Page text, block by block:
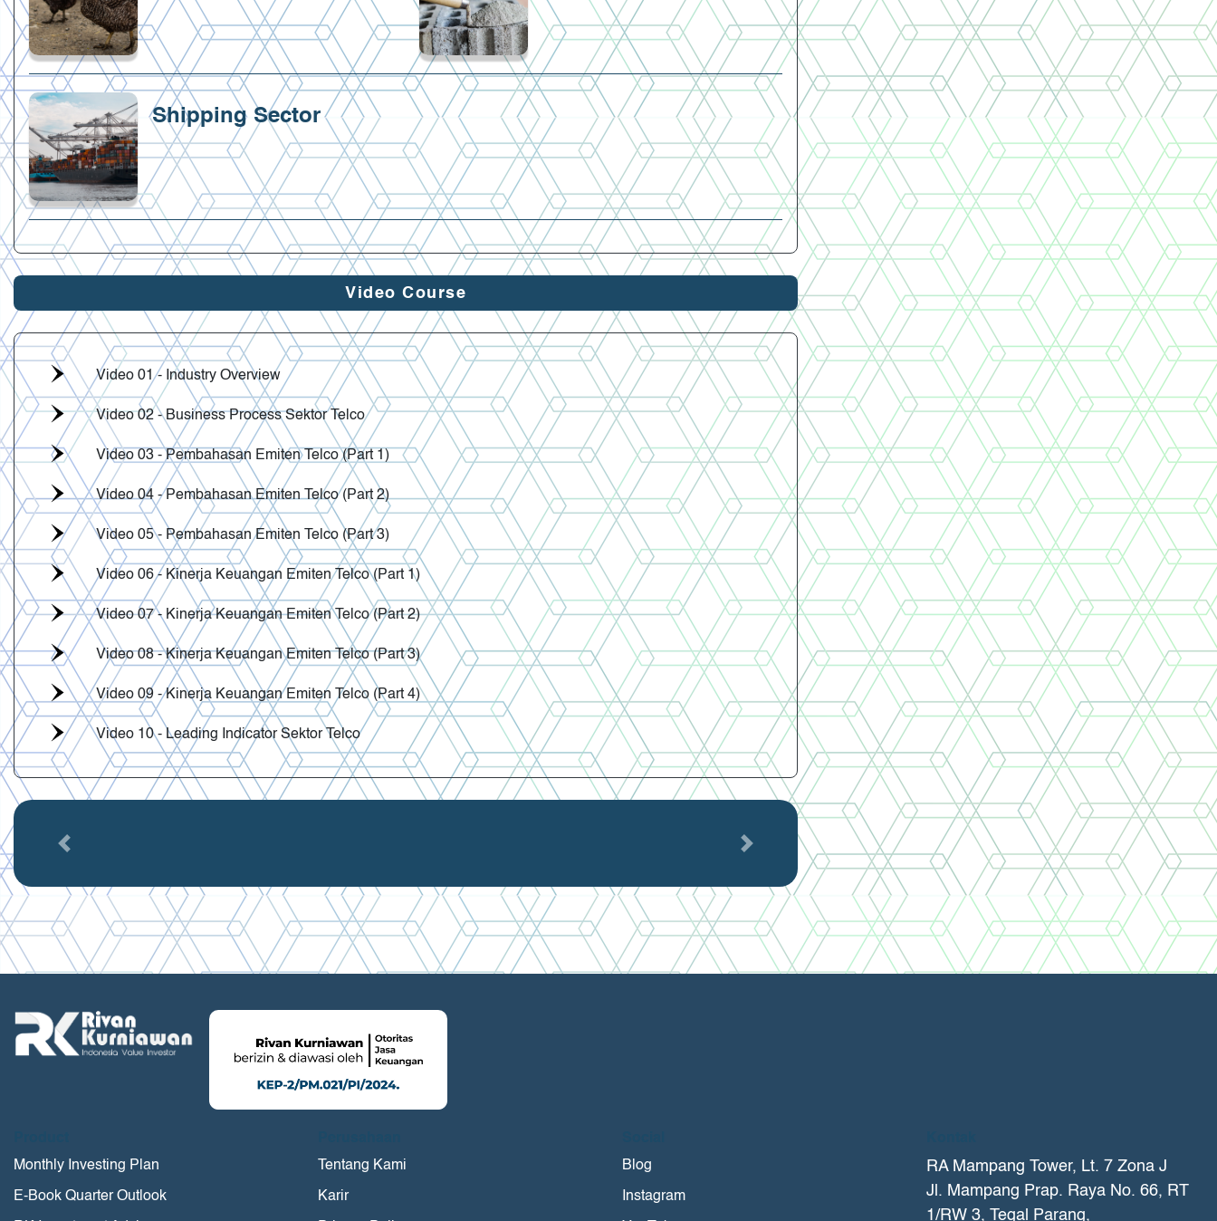
Shipping Sector
Video Course
Video 01 - Industry Overview
Video 02 - Business Process Sektor Telco
Video 03 - Pembahasan Emiten Telco (Part 1)
Video 04 - Pembahasan Emiten Telco (Part 2)
Video 05 - Pembahasan Emiten Telco (Part 3)
Video 06 - Kinerja Keuangan Emiten Telco (Part 1)
Video 07 - Kinerja Keuangan Emiten Telco (Part 2)
Video 08 - Kinerja Keuangan Emiten Telco (Part 3)
Video 09 - Kinerja Keuangan Emiten Telco (Part 4)
Video 10 - Leading Indicator Sektor Telco
Previous Next
Monthly Investing Plan
E-Book Quarter Outlook
Tentang Kami
Karir
Blog
Instagram
RA Mampang Tower, Lt. 7 Zona J
Jl. Mampang Prap. Raya No. 66, RT
1/RW 3, Tegal Parang,